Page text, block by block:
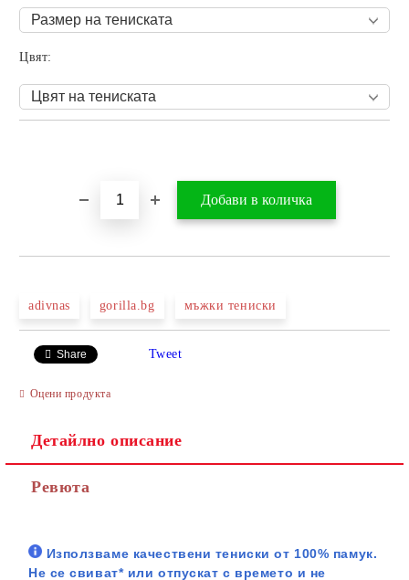
Цвят:
adivnas gorilla.bg мъжки тениски
Share Tweet
Оцени продукта
Детайлно описание
Ревюта
Използваме качествени тениски от 100% памук.
Не се свиват* или отпускат с времето и не